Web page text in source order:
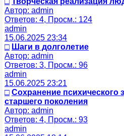
Автор: admin
Ответов: 4, Просм.: 124
admin
15.06.2025 23:34
□ Шаги в долголетие
Автор: admin
Ответов: 3, Просм.: 96
admin
15.06.2025 23:21
□ Сохранение психического
старшего поколения
Автор: admin
Ответов: 4, Просм.: 93
admin